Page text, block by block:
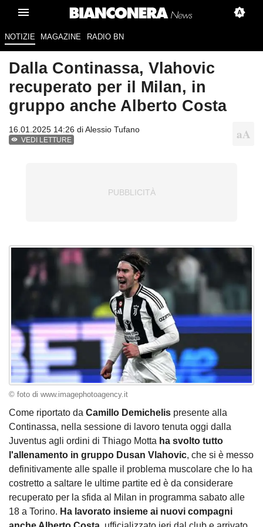
NOTIZIE MAGAZINE RADIO BN
Dalla Continassa, Vlahovic
recuperato per il Milan, in
gruppo anche Alberto Costa
16.01.2025 14:26 diAlessio Tufano
VEDI LETTURE
© foto di www.imagephotoagency.it
Come riportato da Camillo Demichelis presente alla
Continassa, nella sessione di lavoro tenuta oggi dalla
Juventus agli ordini di Thiago Motta ha svolto tutto
l'allenamento in gruppo Dusan Vlahovic, che si è messo
definitivamente alle spalle il problema muscolare che lo ha
costretto a saltare le ultime partite ed è da considerare
recuperato per la sfida al Milan in programma sabato alle
18 a Torino. Ha lavorato insieme ai nuovi compagni